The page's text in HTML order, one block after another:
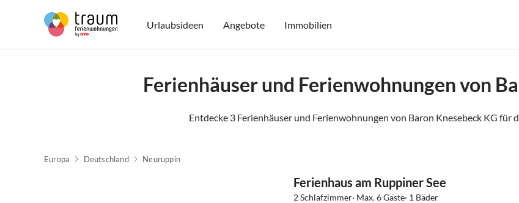
Urlaubsideen Angebote Immobilien
Ferienhäuser und Ferienwohnungen von
Entdecke 3 Ferienhäuser und Ferienwohnungen von Baron Knesebeck KG für
Europa Deutschland Neuruppin
Ferienhaus am Ruppiner See
2 Schlafzimmer· Max. 6 Gäste· 1 Bäder